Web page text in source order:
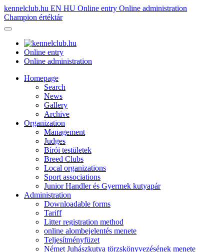
kennelclub.hu EN HU Online entry Online administration
Champion értéktár
Online entry
Online administration
Homepage
Search
News
Gallery
Archive
Organization
Management
Judges
Bírói testületek
Breed Clubs
Local organizations
Sport associations
Junior Handler és Gyermek kutyapár
Administration
Downloadable forms
Tariff
Litter registration method
online alombejelentés menete
Teljesítményfüzet
Német Juhászkutya törzskönyvezésének menete